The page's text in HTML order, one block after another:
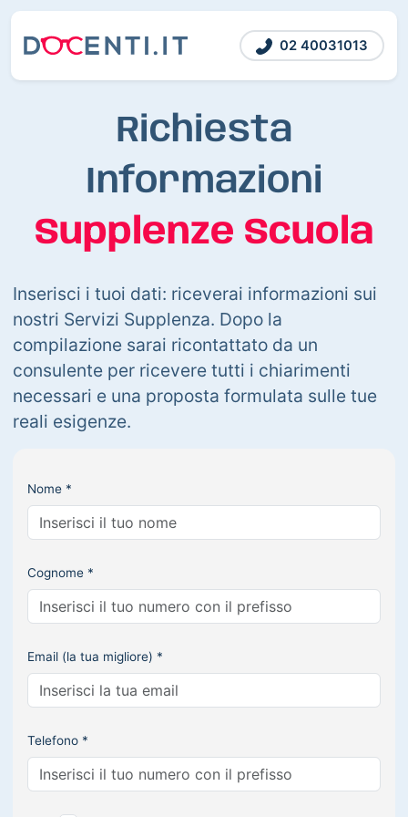
02 40031013
Richiesta
Informazioni
Supplenze Scuola
Inserisci i tuoi dati: riceverai informazioni sui
nostri Servizi Supplenza. Dopo la
compilazione sarai ricontattato da un
consulente per ricevere tutti i chiarimenti
necessari e una proposta formulata sulle tue
reali esigenze.
Nome *
Cognome *
Email (la tua migliore) *
Telefono *